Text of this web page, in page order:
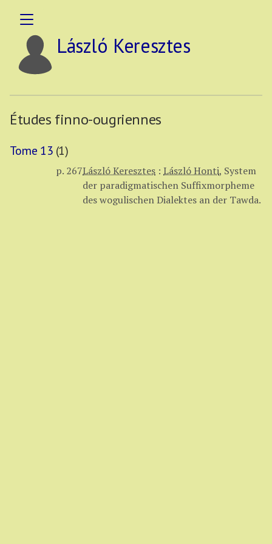
László Keresztes
Études finno-ougriennes
Tome 13 (1)
p. 267László Keresztes : László Honti, System
der paradigmatischen Suffixmorpheme
des wogulischen Dialektes an der Tawda.